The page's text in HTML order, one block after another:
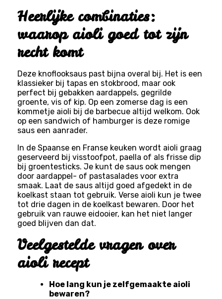
Heerlijke combinaties:
waarop aioli goed tot zijn
recht komt
Deze knoflooksaus past bijna overal bij. Het is een
klassieker bij tapas en stokbrood, maar ook
perfect bij gebakken aardappels, gegrilde
groente, vis of kip. Op een zomerse dag is een
kommetje aioli bij de barbecue altijd welkom. Ook
op een sandwich of hamburger is deze romige
saus een aanrader.
In de Spaanse en Franse keuken wordt aioli graag
geserveerd bij visstoofpot, paella of als frisse dip
bij groentesticks. Je kunt de saus ook mengen
door aardappel- of pastasalades voor extra
smaak. Laat de saus altijd goed afgedekt in de
koelkast staan tot gebruik. Verse aioli kun je twee
tot drie dagen in de koelkast bewaren. Door het
gebruik van rauwe eidooier, kan het niet langer
goed blijven dan dat.
Veelgestelde vragen over
aioli recept
Hoe lang kun je zelfgemaakte aioli
bewaren?